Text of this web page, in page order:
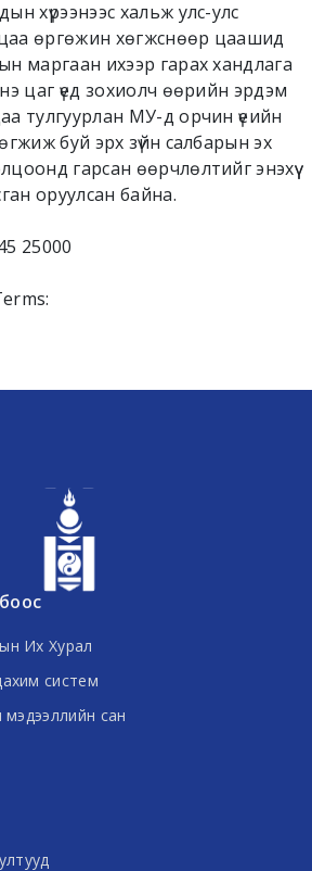
хүрээнээс хальж улс-улс
өргөжин хөгжснөөр цаашид
маргаан ихээр гарах хандлага
цаг үед зохиолч өөрийн эрдэм
тулгуурлан МУ-д орчин үеийн
буй эрх зүйн салбарын эх
гарсан өөрчлөлтийг энэхүү
оруулсан байна.
25000
Их Хурал
систем
мэдээллийн сан